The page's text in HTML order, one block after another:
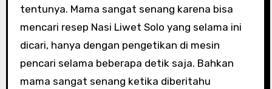
tentunya. Mama sangat senang karena bisa
mencari resep Nasi Liwet Solo yang selama ini
dicari, hanya dengan pengetikan di mesin
pencari selama beberapa detik saja. Bahkan
mama sangat senang ketika diberitahu